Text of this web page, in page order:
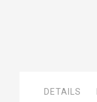
DETAILS